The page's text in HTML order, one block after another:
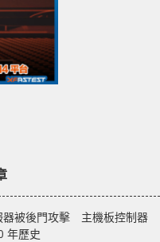
器被後門攻擊 主機板控制器
年歷史